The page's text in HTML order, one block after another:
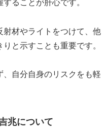
ることが肝心です。
射材やライトをつけて、他
と示すことも重要です。
、自分自身のリスクをも軽
兆について